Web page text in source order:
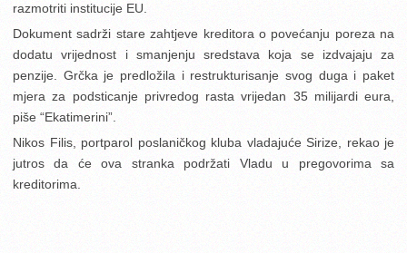
razmotriti institucije EU.
Dokument sadrži stare zahtjeve kreditora o povećanju poreza na
dodatu vrijednost i smanjenju sredstava koja se izdvajaju za
penzije. Grčka je predložila i restrukturisanje svog duga i paket
mjera za podsticanje privredog rasta vrijedan 35 milijardi eura,
piše “Ekatimerini”.
Nikos Filis, portparol poslaničkog kluba vladajuće Sirize, rekao je
jutros da će ova stranka podržati Vladu u pregovorima sa
kreditorima.